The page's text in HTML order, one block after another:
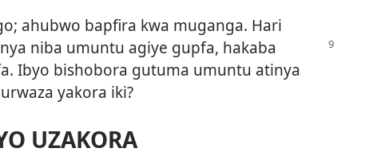
ahubwo bapfira kwa muganga. Hari
niba umuntu agiye gupfa, hakaba
Ibyo bishobora gutuma umuntu atinya
yakora iki?
UZAKORA